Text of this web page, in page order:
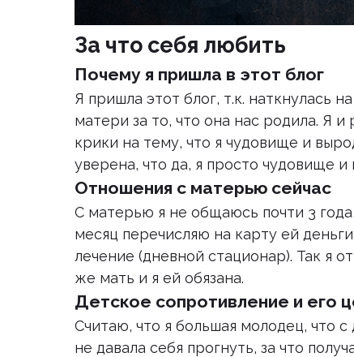
За что себя любить
Почему я пришла в этот блог
Я пришла этот блог, т.к. наткнулась
матери за то, что она нас родила. Я и
крики на тему, что я чудовище и
уверена, что да, я просто чудовище
Отношения с матерью сейчас
С матерью я не общаюсь почти 3
месяц перечисляю на карту ей
лечение (дневной стационар). Так я
же мать и я ей обязана.
Детское сопротивление и его
Считаю, что я большая молодец, что
не давала себя прогнуть, за что